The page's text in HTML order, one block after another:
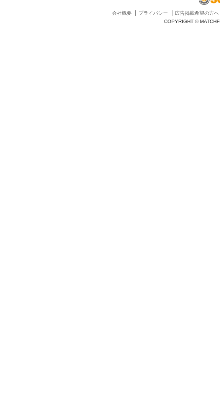
会社概要 プライバシー
広告掲載希望の方へ
COPYRIGHT ©